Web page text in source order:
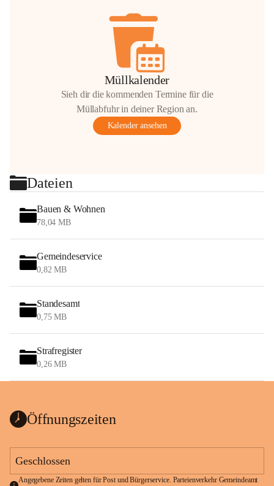
Müllkalender
Sieh dir die kommenden Termine für die
Müllabfuhr in deiner Region an.
Kalender ansehen
Dateien
Bauen & Wohnen
78,04 MB
Gemeindeservice
0,82 MB
Standesamt
0,75 MB
Strafregister
0,26 MB
Öffnungszeiten
Geschlossen
Angegebene Zeiten gelten für Post und Bürgerservice. Parteienverkehr Gemeindeamt